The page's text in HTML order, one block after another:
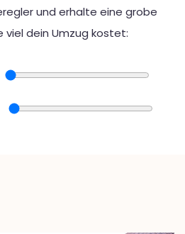
und erhalte eine grobe
viel dein Umzug kostet: